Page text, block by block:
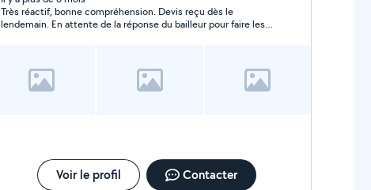
Très réactif, bonne compréhension. Devis reçu dès le
lendemain. En attente de la réponse du bailleur pour faire les
Voir le profil Contacter